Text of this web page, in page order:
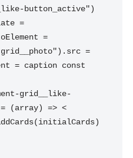
button_active")
=
=
grid__photo").src =
= caption const
grid__like-
(array) => <